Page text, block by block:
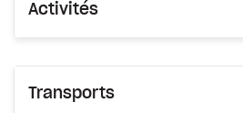
Activités
Transports